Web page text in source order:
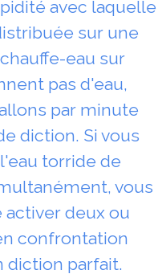
avec laquelle
sur une
eau sur
pas d'eau,
par minute
diction. Si vous
torride de
vous
activer deux ou
confrontation
diction parfait.